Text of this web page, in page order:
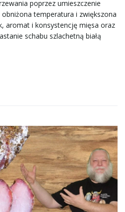
poprzez umieszczenie
temperatura i zwiększona
aromat i konsystencję mięsa oraz
schabu szlachetną białą